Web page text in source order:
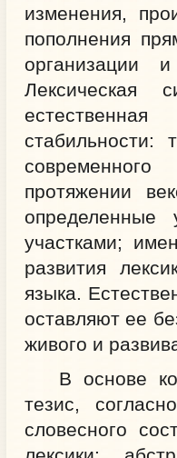
изменения,
пополнения
организации
Лексическая
протяжении
участками;
развития
языка.
оставляют ее
живого и
В основе
тезис,
словесного